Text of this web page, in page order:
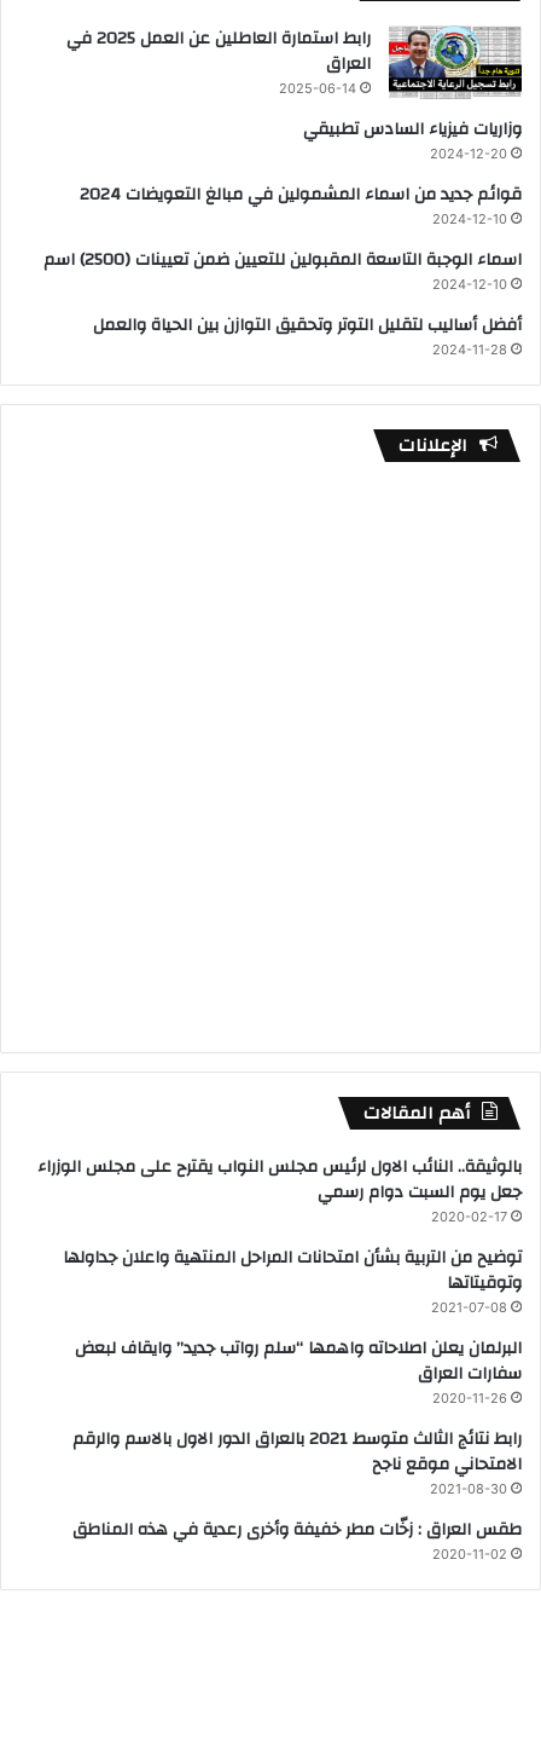
رابط استمارة العاطلين عن العمل 2025 في
العراق
2025-06-14
وزاريات فيزياء السادس تطبيقي
2024-12-20
قوائم جديد من اسماء المشمولين في مبالغ التعويضات 2024
2024-12-10
اسماء الوجبة التاسعة المقبولين للتعيين ضمن تعيينات (2500) اسم
2024-12-10
أفضل أساليب لتقليل التوتر وتحقيق التوازن بين الحياة والعمل
2024-11-28
الإعلانات
أهم المقالات
بالوثيقة.. النائب الاول لرئيس مجلس النواب يقترح على مجلس الوزراء
جعل يوم السبت دوام رسمي
2020-02-17
توضيح من التربية بشأن امتحانات المراحل المنتهية واعلان جداولها
وتوقيتاتها
2021-07-08
البرلمان يعلن اصلاحاته واهمها “سلم رواتب جديد” وايقاف لبعض
سفارات العراق
2020-11-26
رابط نتائج الثالث متوسط 2021 بالعراق الدور الاول بالاسم والرقم
الامتحاني موقع ناجح
2021-08-30
طقس العراق : زخّات مطر خفيفة وأخرى رعدية في هذه المناطق
2020-11-02